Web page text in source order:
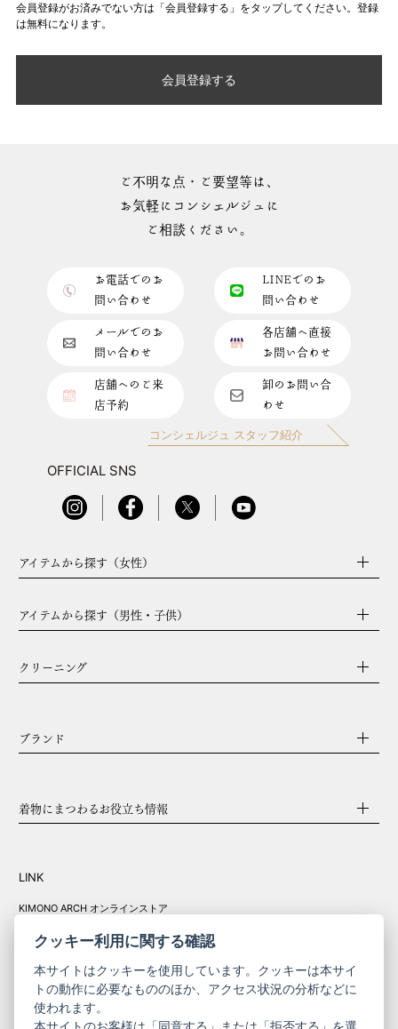
会員登録がお済みでない方は「会員登録する」をタップしてください。登録
は無料になります。
会員登録する
ご不明な点・ご要望等は、
お気軽にコンシェルジュに
ご相談ください。
お電話でのお
問い合わせ
LINEでのお
問い合わせ
メールでのお
問い合わせ
各店舗へ直接
お問い合わせ
店舗へのご来
店予約
卸のお問い合
わせ
コンシェルジュ スタッフ紹介
OFFICIAL SNS
アイテムから探す（女性）
アイテムから探す（男性・子供）
クリーニング
ブランド
着物にまつわるお役立ち情報
LINK
KIMONO ARCH オンラインストア
きものやまと振
クッキー利用に関する確認
本サイトはクッキーを使用しています。クッキーは本サイ
トの動作に必要なもののほか、アクセス状況の分析などに
使われます。
本サイトのお客様は「同意する」または「拒否する」を選